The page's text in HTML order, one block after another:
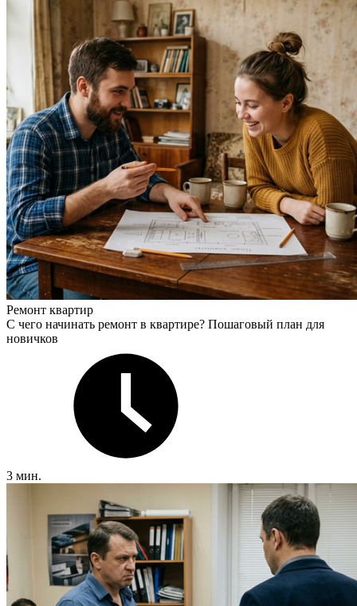
Ремонт квартир
С чего начинать ремонт в квартире? Пошаговый план для
новичков
3 мин.